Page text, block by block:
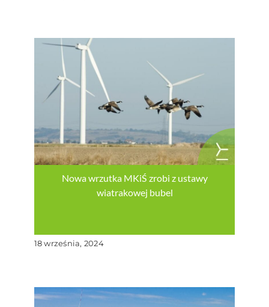
Nowa wrzutka MKiŚ zrobi z ustawy
wiatrakowej bubel
18 września, 2024